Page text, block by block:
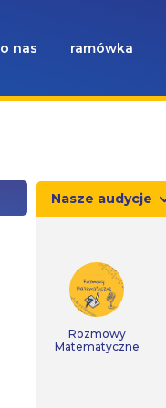
o nas ramówka
Nasze audycje
Rozmowy
Matematyczne